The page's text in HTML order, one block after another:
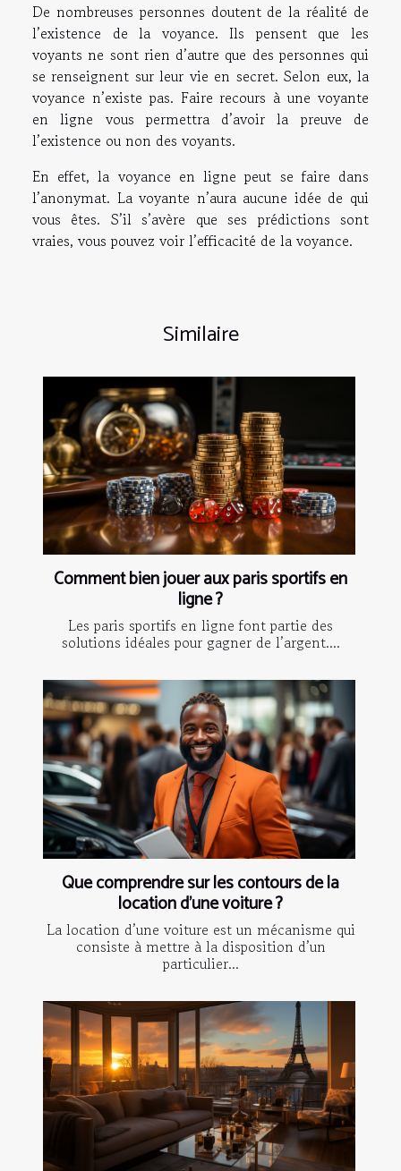
De nombreuses personnes doutent de la réalité de
l’existence de la voyance. Ils pensent que les
voyants ne sont rien d’autre que des personnes qui
se renseignent sur leur vie en secret. Selon eux, la
voyance n’existe pas. Faire recours à une voyante
en ligne vous permettra d’avoir la preuve de
l’existence ou non des voyants.
En effet, la voyance en ligne peut se faire dans
l’anonymat. La voyante n’aura aucune idée de qui
vous êtes. S’il s’avère que ses prédictions sont
vraies, vous pouvez voir l’efficacité de la voyance.
Similaire
Comment bien jouer aux paris sportifs en
ligne ?
Les paris sportifs en ligne font partie des
solutions idéales pour gagner de l’argent....
Que comprendre sur les contours de la
location d’une voiture ?
La location d’une voiture est un mécanisme qui
consiste à mettre à la disposition d’un
particulier...